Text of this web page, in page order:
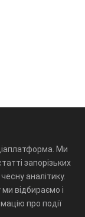
Ми
запорізьких
аналітику.
відбираємо і
про події